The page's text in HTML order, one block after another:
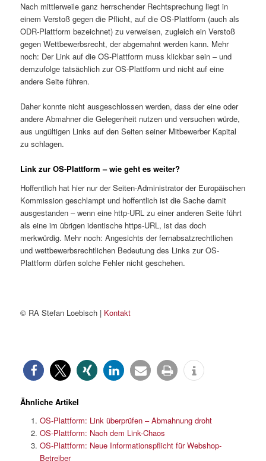
Nach mittlerweile ganz herrschender Rechtsprechung liegt in
einem Verstoß gegen die Pflicht, auf die OS-Plattform (auch als
ODR-Plattform bezeichnet) zu verweisen, zugleich ein Verstoß
gegen Wettbewerbsrecht, der abgemahnt werden kann. Mehr
noch: Der Link auf die OS-Plattform muss klickbar sein – und
demzufolge tatsächlich zur OS-Plattform und nicht auf eine
andere Seite führen.
Daher konnte nicht ausgeschlossen werden, dass der eine oder
andere Abmahner die Gelegenheit nutzen und versuchen würde,
aus ungültigen Links auf den Seiten seiner Mitbewerber Kapital
zu schlagen.
Link zur OS-Plattform – wie geht es weiter?
Hoffentlich hat hier nur der Seiten-Administrator der Europäischen
Kommission geschlampt und hoffentlich ist die Sache damit
ausgestanden – wenn eine http-URL zu einer anderen Seite führt
als eine im übrigen identische https-URL, ist das doch
merkwürdig. Mehr noch: Angesichts der fernabsatzrechtlichen
und wettbewerbsrechtlichen Bedeutung des Links zur OS-
Plattform dürfen solche Fehler nicht geschehen.
© RA Stefan Loebisch | Kontakt
Ähnliche Artikel
OS-Plattform: Link überprüfen – Abmahnung droht
OS-Plattform: Nach dem Link-Chaos
OS-Plattform: Neue Informationspflicht für Webshop-
Betreiber